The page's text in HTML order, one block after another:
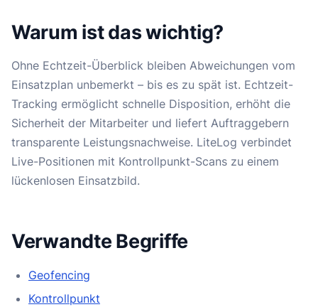
Warum ist das wichtig?
Ohne Echtzeit-Überblick bleiben Abweichungen vom
Einsatzplan unbemerkt – bis es zu spät ist. Echtzeit-
Tracking ermöglicht schnelle Disposition, erhöht die
Sicherheit der Mitarbeiter und liefert Auftraggebern
transparente Leistungsnachweise. LiteLog verbindet
Live-Positionen mit Kontrollpunkt-Scans zu einem
lückenlosen Einsatzbild.
Verwandte Begriffe
Geofencing
Kontrollpunkt